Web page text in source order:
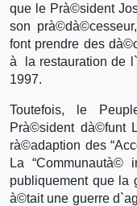
que le Prà©sident
son
font prendre des
à la restauration de
1997.
Toutefois, le
Prà©sident dà©funt
rà©adaption des
La “Communautà©
publiquement que la
à©tait une guerre